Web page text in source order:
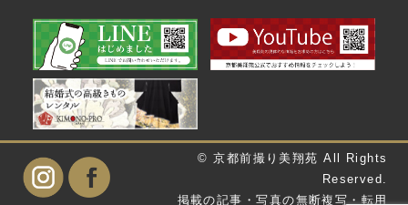
© 京都前撮り美翔苑 All Rights
Reserved.
掲載の記事・写真の無断複写・転用